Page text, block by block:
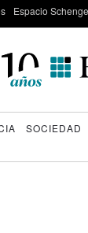
Espacio
SOCIEDAD